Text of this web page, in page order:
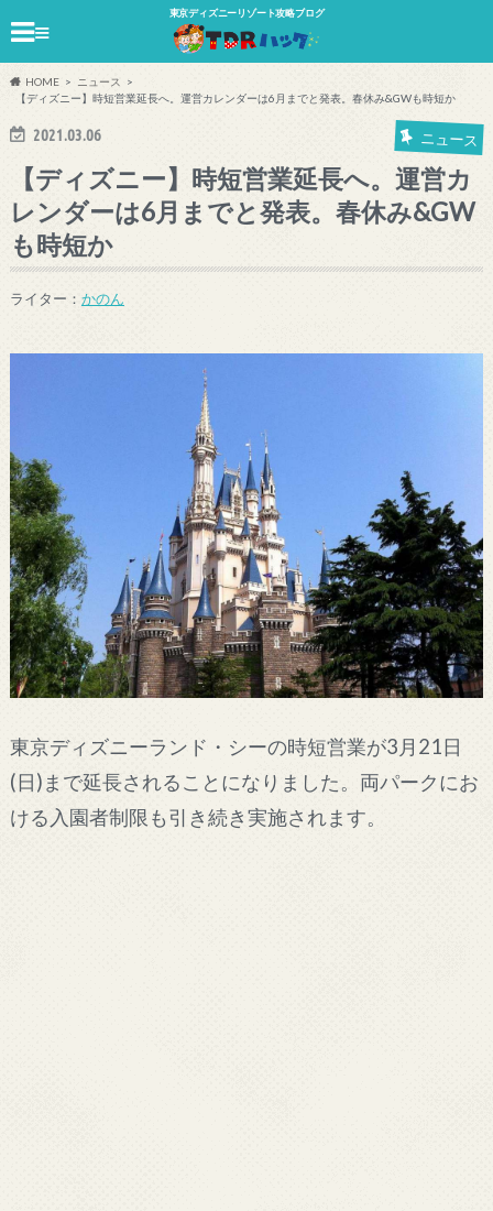
東京ディズニーリゾート攻略ブログ
≡
HOME
ニュース
【ディズニー】時短営業延長へ。運営カレンダーは6月までと発表。春休み&GWも時短か
2021.03.06 ニュース
【ディズニー】時短営業延長へ。運営カ
レンダーは6月までと発表。春休み&GW
も時短か
ライター： かのん
東京ディズニーランド・シーの時短営業が3月21日
(日)まで延長されることになりました。両パークにお
ける入園者制限も引き続き実施されます。